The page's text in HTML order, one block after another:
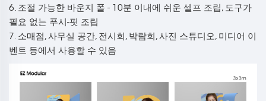
6. 조절 가능한 바운지 폴 - 10분 이내에 쉬운 셀프 조립, 도구가
필요 없는 푸시-핏 조립
7. 소매점, 사무실 공간, 전시회, 박람회, 사진 스튜디오, 미디어 이
벤트 등에서 사용할 수 있음